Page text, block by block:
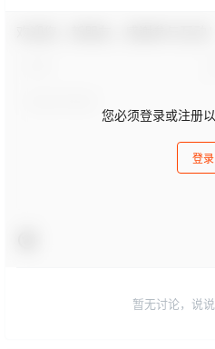
您必须登录或注册
登录
暂无讨论，说